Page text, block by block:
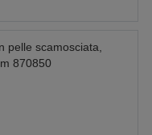
pelle scamosciata,
870850